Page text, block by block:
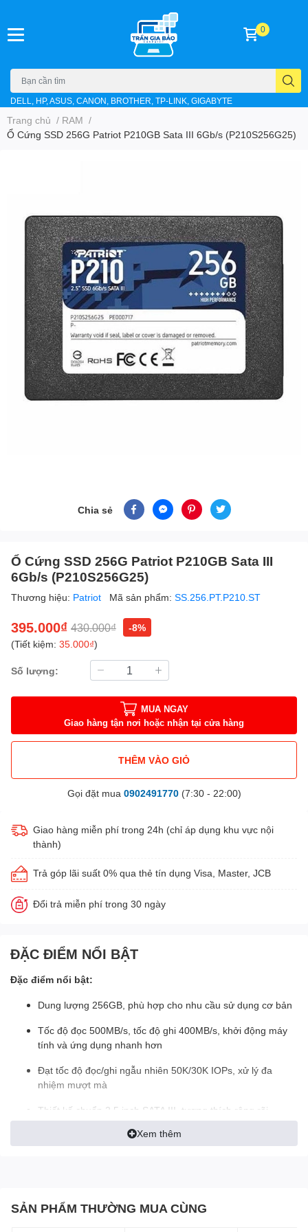
DELL, HP, ASUS, CANON, BROTHER, TP-LINK, GIGABYTE
0
Trang chủ / RAM /
Ổ Cứng SSD 256G Patriot P210GB Sata III 6Gb/s (P210S256G25)
Chia sẻ
Ổ Cứng SSD 256G Patriot P210GB Sata III
6Gb/s (P210S256G25)
Thương hiệu: Patriot Mã sản phẩm: SS.256.PT.P210.ST
395.000₫ 430.000₫
-8%
(Tiết kiệm: 35.000₫)
Số lượng:
MUA NGAY
Giao hàng tận nơi hoặc nhận tại cửa hàng
THÊM VÀO GIỎ
Gọi đặt mua 0902491770(7:30 - 22:00)
Giao hàng miễn phí trong 24h (chỉ áp dụng khu vực nội
thành)
Trả góp lãi suất 0% qua thẻ tín dụng Visa, Master, JCB
Đổi trả miễn phí trong 30 ngày
ĐẶC ĐIỂM NỔI BẬT
Đặc điểm nổi bật:
Dung lượng 256GB, phù hợp cho nhu cầu sử dụng cơ bản
Tốc độ đọc 500MB/s, tốc độ ghi 400MB/s, khởi động máy
tính và ứng dụng nhanh hơn
Đạt tốc độ đọc/ghi ngẫu nhiên 50K/30K IOPs, xử lý đa
nhiệm mượt mà
Thiết kế chuẩn 2.5 inch SATA III, tương thích rộng rãi.
Ổ Cứng SSD 256G Patriot
Giá Cả Hợp Lý
Xem thêm
SẢN PHẨM THƯỜNG MUA CÙNG